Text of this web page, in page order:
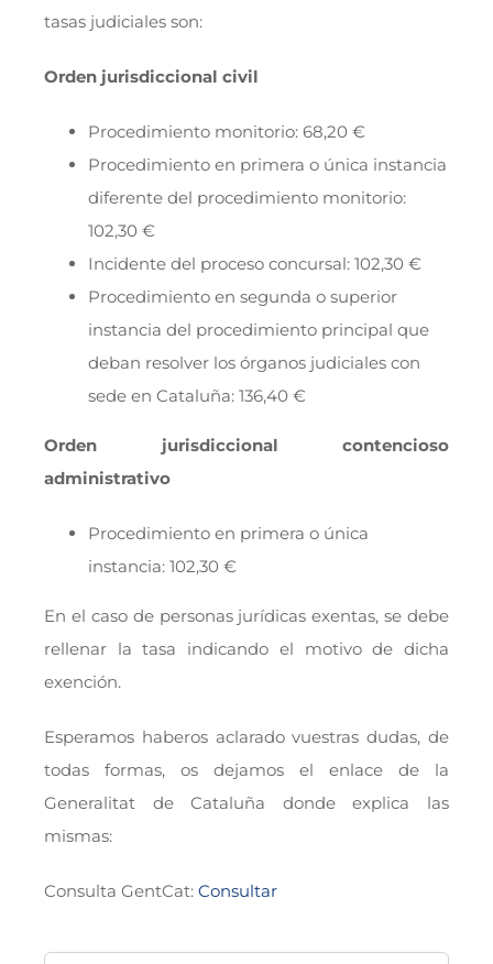
tasas judiciales son:
Orden jurisdiccional civil
Procedimiento monitorio: 68,20 €
Procedimiento en primera o única instancia
diferente del procedimiento monitorio:
102,30 €
Incidente del proceso concursal: 102,30 €
Procedimiento en segunda o superior
instancia del procedimiento principal que
deban resolver los órganos judiciales con
sede en Cataluña: 136,40 €
Orden jurisdiccional contencioso
administrativo
Procedimiento en primera o única
instancia: 102,30 €
En el caso de personas jurídicas exentas, se debe
rellenar la tasa indicando el motivo de dicha
exención.
Esperamos haberos aclarado vuestras dudas, de
todas formas, os dejamos el enlace de la
Generalitat de Cataluña donde explica las
mismas:
Consulta GentCat: Consultar